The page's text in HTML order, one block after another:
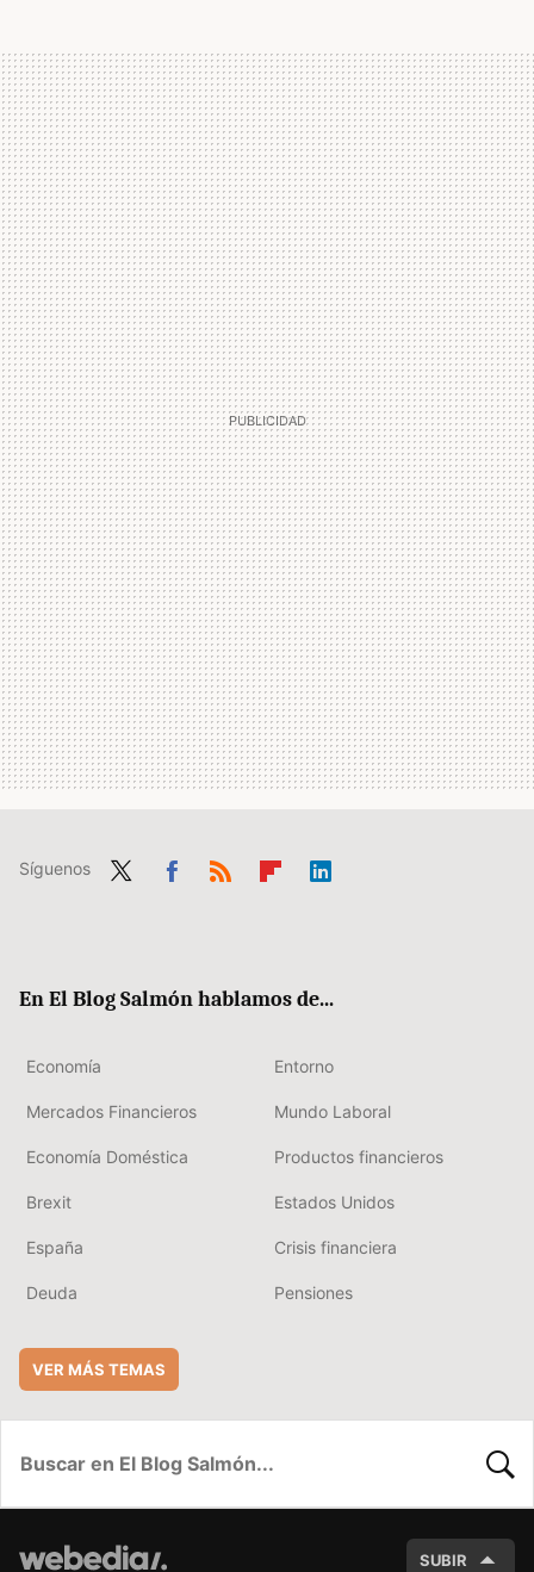
Síguenos
En El Blog Salmón hablamos de...
Economía Entorno
Mercados Financieros Mundo Laboral
Economía Doméstica Productos financieros
Brexit Estados Unidos
España Crisis financiera
Deuda Pensiones
VER MÁS TEMAS
SUBIR